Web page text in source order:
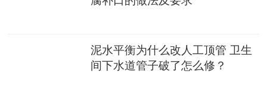
泥水平衡为什么改人工顶管 卫生
间下水道管子破了怎么修？